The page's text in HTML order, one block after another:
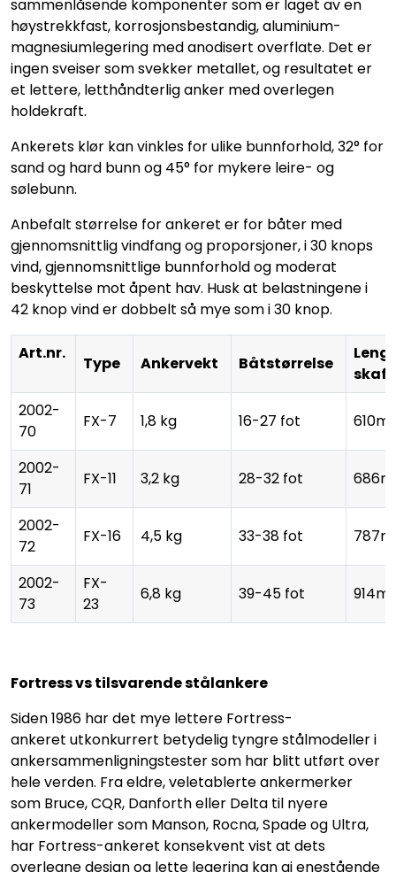
sammenlåsende komponenter som er laget av en
høystrekkfast, korrosjonsbestandig, aluminium-
magnesiumlegering med anodisert overflate. Det er
ingen sveiser som svekker metallet, og resultatet er
et lettere, letthåndterlig anker med overlegen
holdekraft.
Ankerets klør kan vinkles for ulike bunnforhold, 32° for
sand og hard bunn og 45° for mykere leire- og
sølebunn.
Anbefalt størrelse for ankeret er for båter med
gjennomsnittlig vindfang og proporsjoner, i 30 knops
vind, gjennomsnittlige bunnforhold og moderat
beskyttelse mot åpent hav. Husk at belastningene i
42 knop vind er dobbelt så mye som i 30 knop.
Art.nr.
Type Ankervekt Båtstørrelse
2002-
70
FX-7 1,8 kg 16-27 fot
2002-
71
FX-11 3,2 kg 28-32 fot
2002-
72
FX-16 4,5 kg 33-38 fot
2002-
73
FX-
23
6,8 kg 39-45 fot
Fortress vs tilsvarende stålankere
Siden 1986 har det mye lettere Fortress-
ankeret utkonkurrert betydelig tyngre stålmodeller i
ankersammenligningstester som har blitt utført over
hele verden. Fra eldre, veletablerte ankermerker
som Bruce, CQR, Danforth eller Delta til nyere
ankermodeller som Manson, Rocna, Spade og Ultra,
har Fortress-ankeret konsekvent vist at dets
overlegne design og lette legering kan gi enestående